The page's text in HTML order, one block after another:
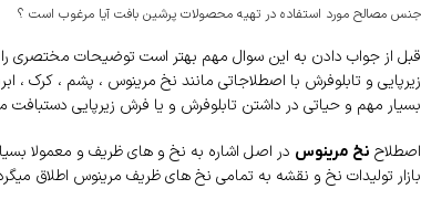
جنس مصالح مورد استفاده در تهیه محصولات پرشین بافت آیا مرغوب است ؟
قبل از جواب دادن به این سوال مهم بهتر است توضیحات مختصری را
زیرپایی و تابلوفرش با اصطلاجاتی مانند نخ مرینوس ، پشم ،
بسیار مهم و حیاتی در داشتن تابلوفرش و یا فرش زیرپایی
اصطلاح نخ مرینوس در اصل اشاره به نخ و های ظریف و معمولا
بازار تولیدات نخ و نقشه به تمامی نخ های ظریف مرینوس اطلاق